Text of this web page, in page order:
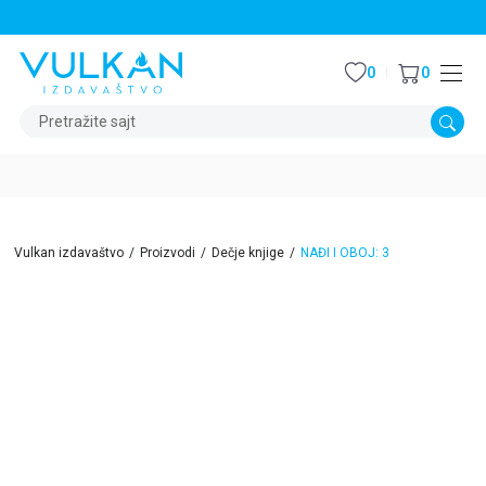
Pretražite sajt
0 0
Vulkan izdavaštvo Proizvodi Dečje knjige NAĐI I OBOJ: 3